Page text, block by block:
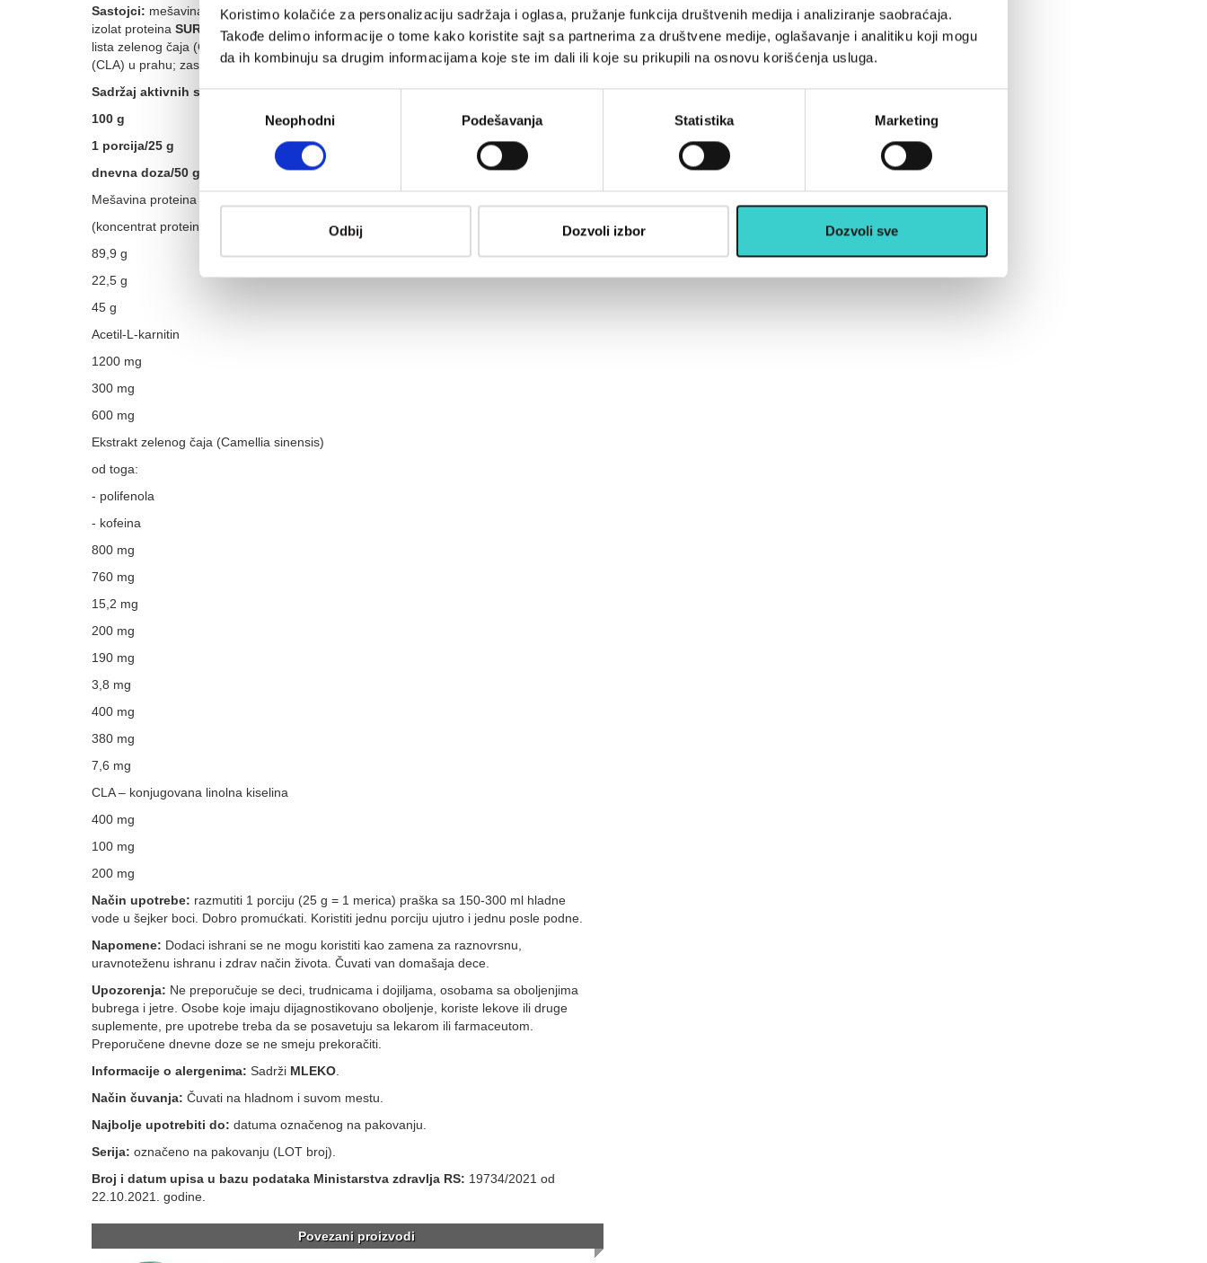
Koristimo kolačiće za personalizaciju sadržaja i oglasa, pružanje funkcija društvenih medija i analiziranje saobraćaja.
Takođe delimo informacije o tome kako koristite sajt sa partnerima za društvene medije, oglašavanje i analitiku koji mogu
da ih kombinuju sa drugim informacijama koje ste im dali ili koje su prikupili na osnovu korišćenja usluga.
Избор
сагласностиNeophodni Podešavanja Statistika Marketing
Odbij Dozvoli izbor Dozvoli sve
Sastojci: mešavina proteinaSURUTKE(iz MLEKA)[koncentrat proteinaSURUTKE
izolat proteina SURUTKE ]; kakao u prahu; acetil-L-karnitin; aroma čokolade; ekstrakt
lista zelenog čaja (Camellia sinensis)(min. 95% polifenola); konjugovana linolna kiselina
(CLA) u prahu; zaslađivači – sukraloza, steviol glikozidi.
Sadržaj aktivnih sastojaka
100 g
1 porcija/25 g
dnevna doza/50 g
Mešavina proteina surutke
(koncentrat proteina surutke i izolat proteina surutke
89,9 g
22,5 g
45 g
Acetil-L-karnitin
1200 mg
300 mg
600 mg
Ekstrakt zelenog čaja (Camellia sinensis)
od toga:
- polifenola
- kofeina
800 mg
760 mg
15,2 mg
200 mg
190 mg
3,8 mg
400 mg
380 mg
7,6 mg
CLA – konjugovana linolna kiselina
400 mg
100 mg
200 mg
Način upotrebe: razmutiti 1 porciju (25 g = 1 merica) praška sa 150-300 ml hladne
vode u šejker boci. Dobro promućkati. Koristiti jednu porciju ujutro i jednu posle podne.
Napomene: Dodaci ishrani se ne mogu koristiti kao zamena za raznovrsnu,
uravnoteženu ishranu i zdrav način života. Čuvati van domašaja dece.
Upozorenja: Ne preporučuje se deci, trudnicama i dojiljama, osobama sa oboljenjima
bubrega i jetre. Osobe koje imaju dijagnostikovano oboljenje, koriste lekove ili druge
suplemente, pre upotrebe treba da se posavetuju sa lekarom ili farmaceutom.
Preporučene dnevne doze se ne smeju prekoračiti.
Informacije o alergenima: Sadrži MLEKO
Način čuvanja: Čuvati na hladnom i suvom mestu.
Najbolje upotrebiti do: datuma označenog na pakovanju.
Serija: označeno na pakovanju (LOT broj).
Broj i datum upisa u bazu podataka Ministarstva zdravlja RS: 19734/2021 od
22.10.2021. godine.
Povezani proizvodi